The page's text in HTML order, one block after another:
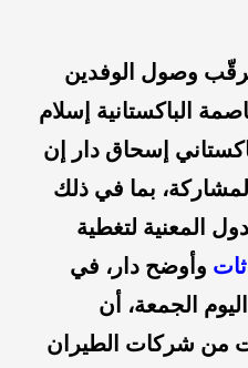
وصول الوفدين
الباكستانية إسلام
إسحاق دار إن
بما في ذلك
المعنية لتغطية
وأوضح دار، في
الجمعة، أن
من شركات الطيران